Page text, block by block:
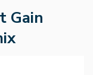
Gain